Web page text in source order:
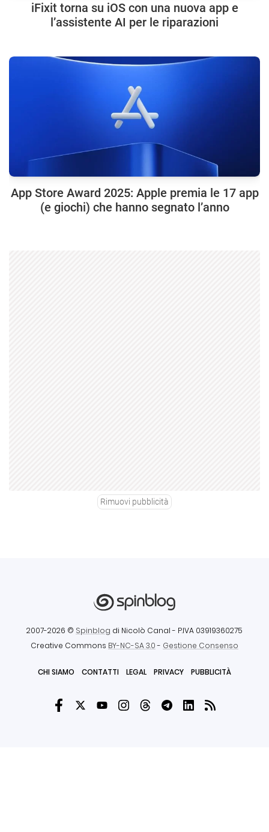
iFixit torna su iOS con una nuova app e
l’assistente AI per le riparazioni
App Store Award 2025: Apple premia le 17 app
(e giochi) che hanno segnato l’anno
Rimuovi pubblicità
2007-2026 © Spinblog di Nicolò Canal - P.IVA 03919360275
Creative Commons BY-NC-SA 3.0- Gestione Consenso
CHI SIAMO CONTATTI LEGAL PRIVACY PUBBLICITÀ